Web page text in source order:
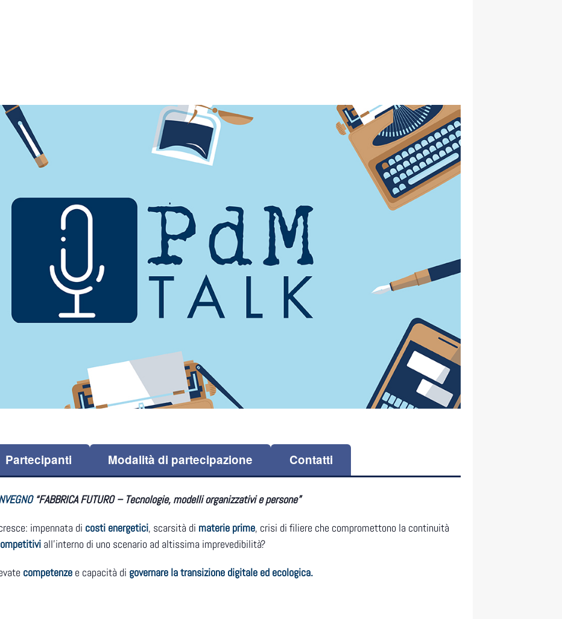
Partecipanti Modalità di partecipazione Contatti
“FABBRICA FUTURO – Tecnologie, modelli organizzativi e persone”
impennata di costi energetici, scarsità di materie prime, crisi di filiere che compromettono la continuità
all’interno di uno scenario ad altissima imprevedibilità?
competenze e capacità di governare la transizione digitale ed ecologica.